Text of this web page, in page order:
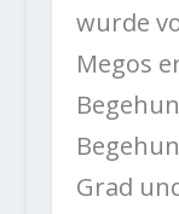
wurde
Megos
Grad